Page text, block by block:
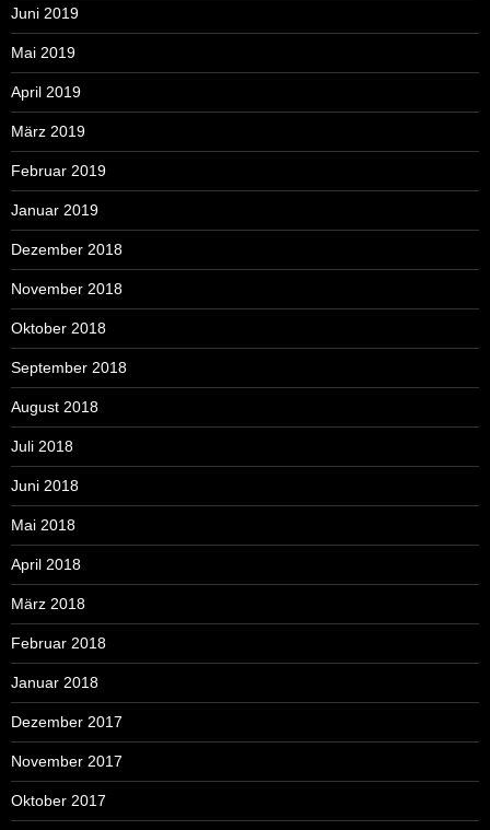
Juni 2019
Mai 2019
April 2019
März 2019
Februar 2019
Januar 2019
Dezember 2018
November 2018
Oktober 2018
September 2018
August 2018
Juli 2018
Juni 2018
Mai 2018
April 2018
März 2018
Februar 2018
Januar 2018
Dezember 2017
November 2017
Oktober 2017